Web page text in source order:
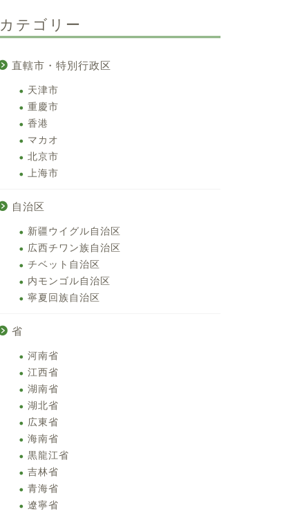
カテゴリー
直轄市・特別行政区
天津市
重慶市
香港
マカオ
北京市
上海市
自治区
新疆ウイグル自治区
広西チワン族自治区
チベット自治区
内モンゴル自治区
寧夏回族自治区
省
河南省
江西省
湖南省
湖北省
広東省
海南省
黒龍江省
吉林省
青海省
遼寧省